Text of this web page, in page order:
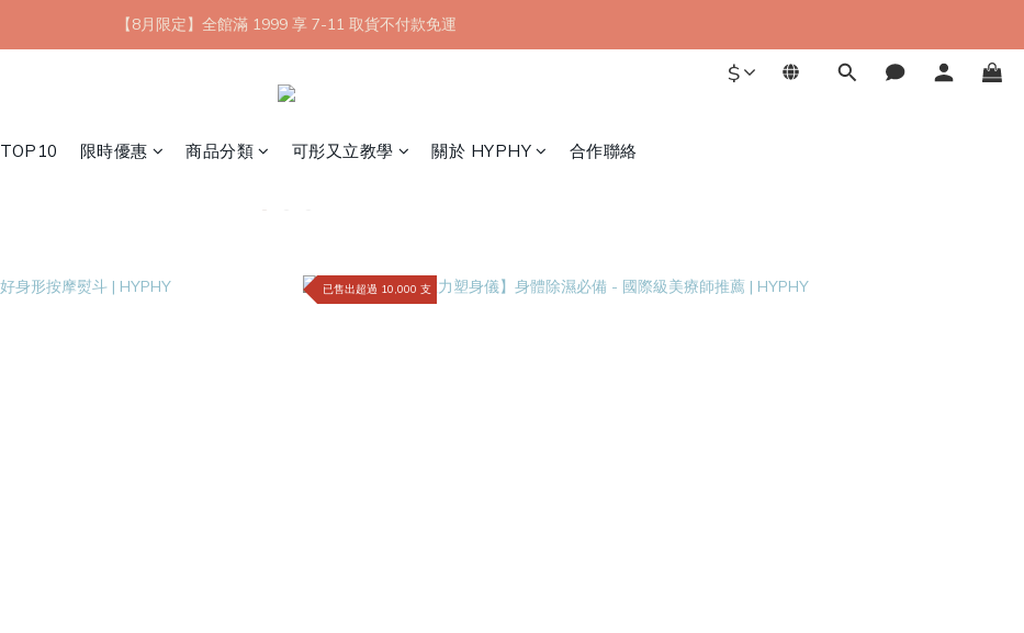
【8月限定】全館滿 1999 享 7-11 取貨不付款免運
【8月限定】全館滿 1999 享 7-11 取貨不付款免運
$
TOP10 限時優惠 商品分類 可彤又立教學 關於 HYPHY 合作聯絡
已售出超過 10,000 支